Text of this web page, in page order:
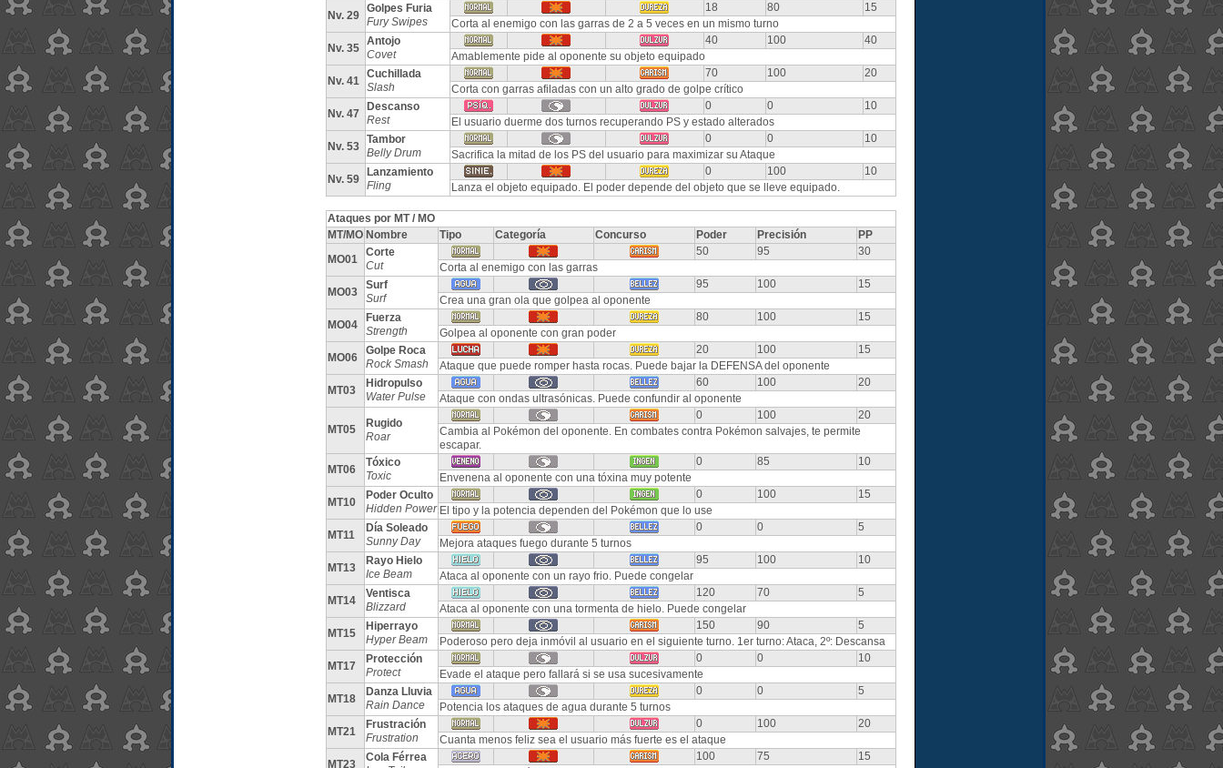
Nv. 29
Golpes Furia
Fury Swipes
18 80
15
Corta al enemigo con las garras de 2 a 5 veces en un mismo turno
Nv. 35
Antojo
Covet
40 100
40
Amablemente pide al oponente su objeto equipado
Nv. 41
Cuchillada
Slash
70 100
20
Corta con garras afiladas con un alto grado de golpe crítico
Nv. 47
Descanso
Rest
0 0
10
El usuario duerme dos turnos recuperando PS y estado alterados
Nv. 53
Tambor
Belly Drum
0 0
10
Sacrifica la mitad de los PS del usuario para maximizar su Ataque
Nv. 59
Lanzamiento
Fling
0 100
10
Lanza el objeto equipado. El poder depende del objeto que se lleve equipado.
Ataques por MT / MO
MT/MO Nombre Tipo Categoría Concurso Poder Precisión
PP
MO01
Corte
Cut
50 95
30
Corta al enemigo con las garras
MO03
Surf
Surf
95 100
15
Crea una gran ola que golpea al oponente
MO04
Fuerza
Strength
80 100
15
Golpea al oponente con gran poder
MO06
Golpe Roca
Rock Smash
20 100
15
Ataque que puede romper hasta rocas. Puede bajar la DEFENSA del oponente
MT03
Hidropulso
Water Pulse
60 100
20
Ataque con ondas ultrasónicas. Puede confundir al oponente
MT05
Rugido
Roar
0 100
20
Cambia al Pokémon del oponente. En combates contra Pokémon salvajes, te permite
escapar.
MT06
Tóxico
Toxic
0 85
10
Envenena al oponente con una tóxina muy potente
MT10
Poder Oculto
Hidden Power
0 100
15
El tipo y la potencia dependen del Pokémon que lo use
MT11
Día Soleado
Sunny Day
0 0
5
Mejora ataques fuego durante 5 turnos
MT13
Rayo Hielo
Ice Beam
95 100
10
Ataca al oponente con un rayo frio. Puede congelar
MT14
Ventisca
Blizzard
120 70
5
Ataca al oponente con una tormenta de hielo. Puede congelar
MT15
Hiperrayo
Hyper Beam
150 90
5
Poderoso pero deja inmóvil al usuario en el siguiente turno. 1er turno: Ataca, 2º: Descansa
MT17
Protección
Protect
0 0
10
Evade el ataque pero fallará si se usa sucesivamente
MT18
Danza Lluvia
Rain Dance
0 0
5
Potencia los ataques de agua durante 5 turnos
MT21
Frustración
Frustration
0 100
20
Cuanta menos feliz sea el usuario más fuerte es el ataque
MT23
Cola Férrea
100 75
15